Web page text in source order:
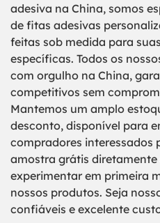
adesiva na China, somos
de fitas adesivas
feitas sob medida para
específicas. Todos os
com orgulho na China,
competitivos sem
Mantemos um amplo
desconto, disponível para
compradores interessados
amostra grátis
experimentar em primeira
nossos produtos. Seja
confiáveis ​​e excelente